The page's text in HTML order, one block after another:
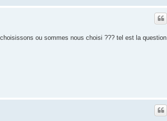
ou sommes nous choisi ??? tel est la question